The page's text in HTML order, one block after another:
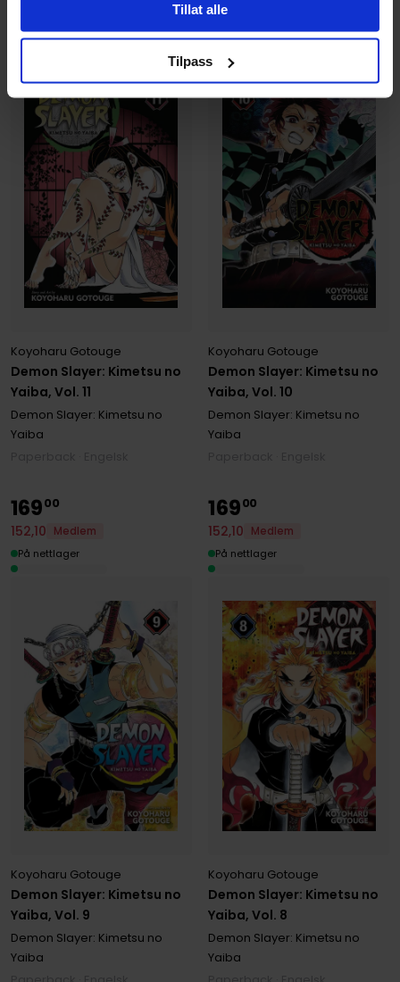
Tillat alle
Tilpass
Demon Slayer: Kimetsu no
Yaiba, Vol. 11
Koyoharu Gotouge
Demon Slayer: Kimetsu no
Yaiba
På nettlager
Demon Slayer: Kimetsu no
Yaiba, Vol. 10
Koyoharu Gotouge
Demon Slayer: Kimetsu no
Yaiba
152
På nettlager
Demon Slayer: Kimetsu no
Yaiba, Vol. 9
Koyoharu Gotouge
Demon Slayer: Kimetsu no
Yaiba
16900
152,10
Medlem
På nettlager
Demon Slayer: Kimetsu no
Yaiba, Vol. 8
Koyoharu Gotouge
Demon Slayer: Kimetsu no
Yaiba
16900
152,10
Medlem
På nettlager